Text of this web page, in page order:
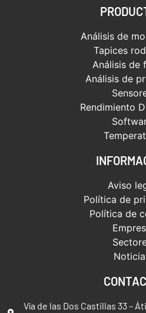
Análisis de
Tapices
Análisis de
Análisis de
Rendimiento
Aviso
Política de
Política de
Vía de las Dos Castillas 33 –